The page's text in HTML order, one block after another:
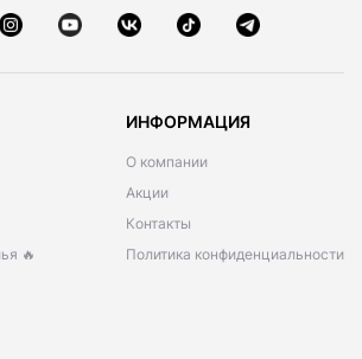
🔥
ИНФОРМАЦИЯ
О компании
Акции
Контакты
Политика конфиденциальности